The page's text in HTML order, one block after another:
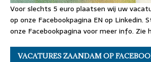
Voor slechts 5 euro plaatsen wij uw
op onze Facebookpagina EN op Linkedin.
onze Facebookpagina voor meer info. Zie
VACATURES ZAANDAM OP